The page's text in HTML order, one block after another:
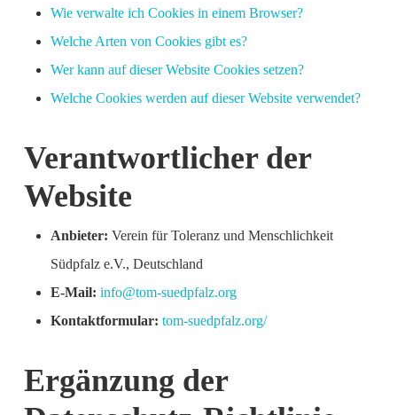
Wie verwalte ich Cookies in einem Browser?
Welche Arten von Cookies gibt es?
Wer kann auf dieser Website Cookies setzen?
Welche Cookies werden auf dieser Website verwendet?
Verantwortlicher der
Website
Anbieter: Verein für Toleranz und Menschlichkeit
Südpfalz e.V., Deutschland
E-Mail: info@tom-suedpfalz.org
Kontaktformular: tom-suedpfalz.org/
Ergänzung der